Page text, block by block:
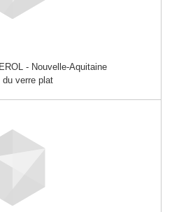
- Nouvelle-Aquitaine
du verre plat